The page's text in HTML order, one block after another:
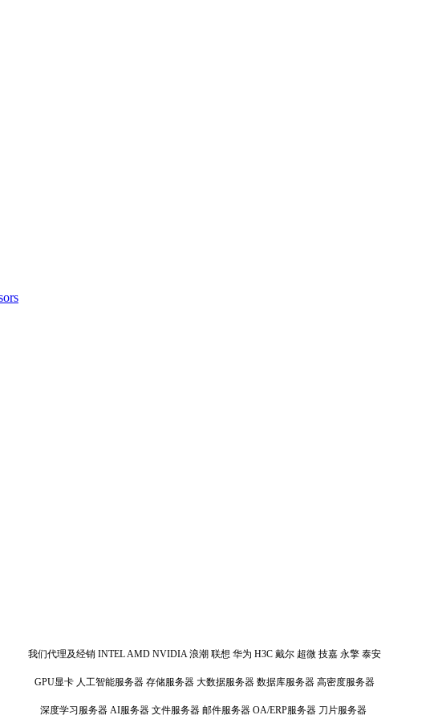
我们代理及经销 INTEL AMD NVIDIA 浪潮 联想 华为 H3C 戴尔 超微 技嘉 永擎 泰安
GPU显卡 人工智能服务器 存储服务器 大数据服务器 数据库服务器 高密度服务器
深度学习服务器 AI服务器 文件服务器 邮件服务器 OA/ERP服务器 刀片服务器